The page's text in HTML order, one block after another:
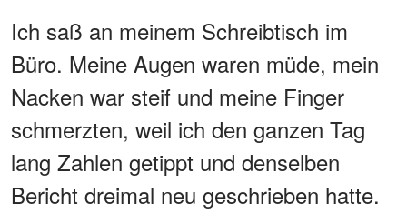
Ich saß an meinem Schreibtisch im
Büro. Meine Augen waren müde, mein
Nacken war steif und meine Finger
schmerzten, weil ich den ganzen Tag
lang Zahlen getippt und denselben
Bericht dreimal neu geschrieben hatte.